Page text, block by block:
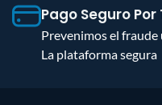
Pago Seguro
Prevenimos el fraude
La plataforma segura